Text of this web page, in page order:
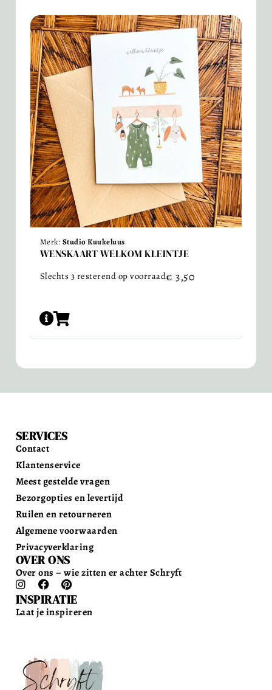
Merk: Studio Kuukeluus
WENSKAART WELKOM KLEINTJE
Slechts 3 resterend op voorraad€ 3,50
SERVICES
Contact
Klantenservice
Meest gestelde vragen
Bezorgopties en levertijd
Ruilen en retourneren
Algemene voorwaarden
Privacyverklaring
OVER ONS
Over ons – wie zitten er achter Schryft
INSPIRATIE
Laat je inspireren